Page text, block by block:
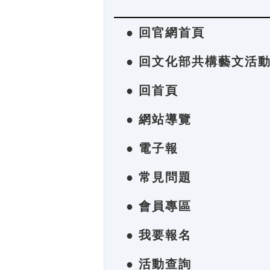
● 回官網首頁
● 回文化部共構藝文活
● 回首頁
● 網站導覽
● 電子報
● 常見問題
● 會員專區
● 我要報名
● 活動查詢